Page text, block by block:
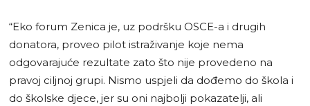
“Eko forum Zenica je, uz podršku OSCE-a i drugih
donatora, proveo pilot istraživanje koje nema
odgovarajuće rezultate zato što nije provedeno na
pravoj ciljnoj grupi. Nismo uspjeli da dođemo do škola i
do školske djece, jer su oni najbolji pokazatelji, ali